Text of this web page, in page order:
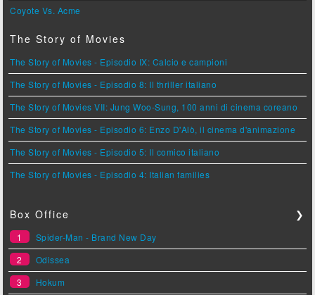
Coyote Vs. Acme
The Story of Movies
The Story of Movies - Episodio IX: Calcio e campioni
The Story of Movies - Episodio 8: Il thriller italiano
The Story of Movies VII: Jung Woo-Sung, 100 anni di cinema coreano
The Story of Movies - Episodio 6: Enzo D'Alò, il cinema d'animazione
The Story of Movies - Episodio 5: Il comico italiano
The Story of Movies - Episodio 4: Italian families
Box Office ❯
1
Spider-Man - Brand New Day
2
Odissea
3
Hokum